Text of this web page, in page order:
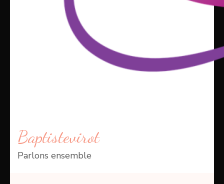
Baptistevirot
Parlons ensemble